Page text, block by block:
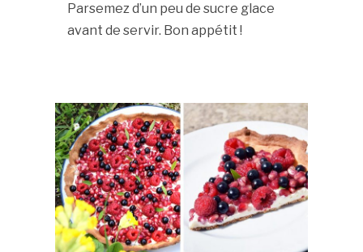
Parsemez d’un peu de sucre glace
avant de servir. Bon appétit !